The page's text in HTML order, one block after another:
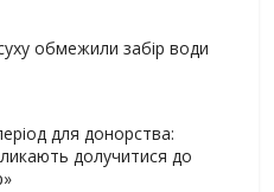
обмежили забір води
для донорства:
долучитися до